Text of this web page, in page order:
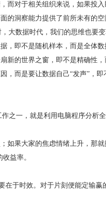
而对于相关组织来说，如果投
的洞察能力提供了前所未有的空
大数据时代，我们的思维也要变
，即不是随机样本，而是全体数
新的世界之窗，即不是精确性，
而是要让数据自己“发声”，即
之一，就是利用电脑程序分析
如果大家的焦虑情绪上升，那就
益率。
在于时效。对于片刻便能定输